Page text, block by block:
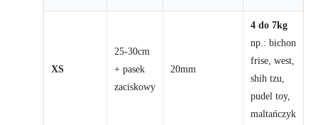
XS
25-30cm
+ pasek
zaciskowy
20mm
4 do 7kg
np.: bichon
frise, west,
shih tzu,
pudel toy,
maltańczyk